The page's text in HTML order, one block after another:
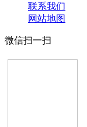
联系我们
网站地图
微信扫一扫